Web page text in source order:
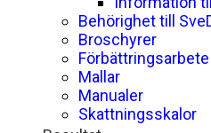
Behörighet till
Broschyrer
Förbättringsarbete
Mallar
Manualer
Skattningsskalor